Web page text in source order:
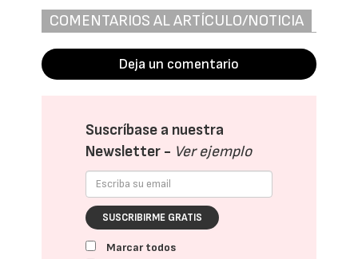
COMENTARIOS AL ARTÍCULO/NOTICIA
Deja un comentario
Suscríbase a nuestra
Newsletter - Ver ejemplo
SUSCRIBIRME GRATIS
Marcar todos